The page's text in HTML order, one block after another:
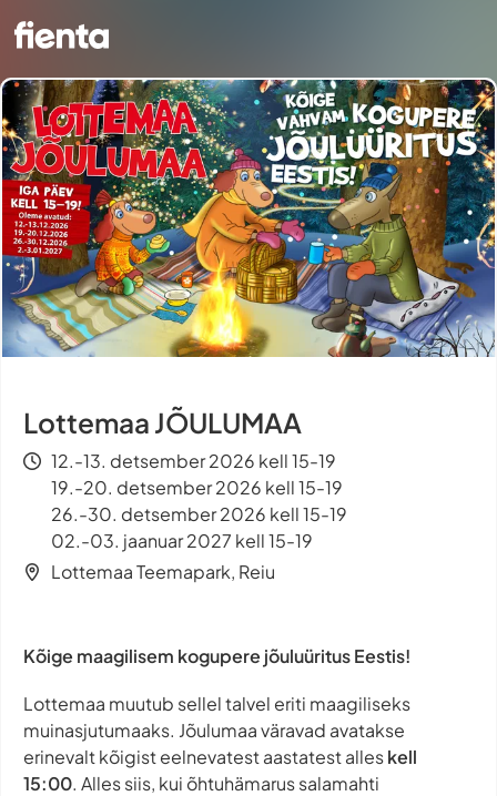
Lottemaa JÕULUMAA
12.-13. detsember 2026 kell 15-19
19.-20. detsember 2026 kell 15-19
26.-30. detsember 2026 kell 15-19
02.-03. jaanuar 2027 kell 15-19
Lottemaa Teemapark, Reiu
Kõige maagilisem kogupere jõuluüritus Eestis!
Lottemaa muutub sellel talvel eriti maagiliseks
muinasjutumaaks. Jõulumaa väravad avatakse
erinevalt kõigist eelnevatest aastatest alleskell
15:00. Alles siis, kui õhtuhämarus salamahti